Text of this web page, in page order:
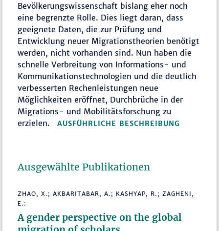
Bevölkerungswissenschaft bislang eher noch
eine begrenzte Rolle. Dies liegt daran, dass
geeignete Daten, die zur Prüfung und
Entwicklung neuer Migrationstheorien benötigt
werden, nicht vorhanden sind. Nun haben die
schnelle Verbreitung von Informations- und
Kommunikationstechnologien und die deutlich
verbesserten Rechenleistungen neue
Möglichkeiten eröffnet, Durchbrüche in der
Migrations- und Mobilitätsforschung zu
erzielen.AUSFÜHRLICHE BESCHREIBUNG
Ausgewählte Publikationen
ZHAO, X.; AKBARITABAR, A.; KASHYAP, R.; ZAGHENI,
E.:
A gender perspective on the global